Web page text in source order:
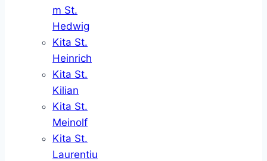
m St.
Hedwig
Kita St.
Heinrich
Kita St.
Kilian
Kita St.
Meinolf
Kita St.
Laurentiu